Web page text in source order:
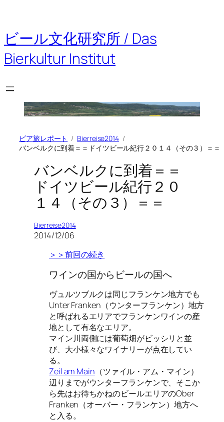
を
ス
キ
ッ
ビール文化研究所 / Das
Bierkultur Institut
ビア旅レポート
Bierreise2014
バンベルクに到着＝＝ドイツビール紀行２０１４（その３）＝＝
バンベルクに到着＝＝
ドイツビール紀行２０
１４（その３）＝＝
Bierreise2014
2014/12/06
＞＞前回の続き
ワインの国からビールの国へ
ヴュルツブルクは同じフランケン地方でも
Unter Franken（ウンターフランケン）地方
と呼ばれるエリアでフランケンワインの産
地として有名なエリア。
マイン川両側には葡萄畑がビッシリと並
び、大小様々なワイナリーが点在してい
る。
Zeil am Main （ツァイル・アム・マイン）
辺りまでがウンターフランケンで、そこか
ら先はお待ちかねのビールエリアのOber
Franken（オーバー・フランケン）地方へ
と入る。